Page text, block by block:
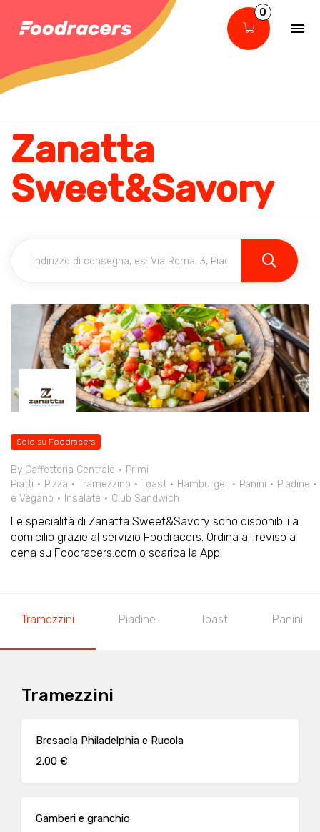
0
Zanatta
Sweet&Savory
Solo su Foodracers
By Caffetteria Centrale
Primi
Piatti
Pizza Tramezzino Toast Hamburger Panini
Piadine
e Vegano
Insalate Club Sandwich
Le specialità di Zanatta Sweet&Savory sono disponibili a
domicilio grazie al servizio Foodracers. Ordina a Treviso a
cena su Foodracers.com o scarica la App.
Tramezzini Piadine Toast Panini
Tramezzini
Bresaola Philadelphia e Rucola
2.00 €
Gamberi e granchio